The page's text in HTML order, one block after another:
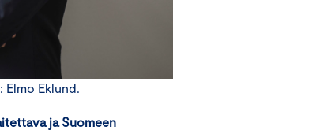
Elmo Eklund.
ja Suomeen